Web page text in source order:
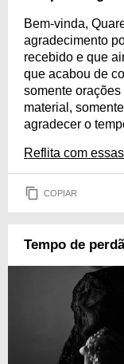
Bem-vinda,
agradecimento
recebido e que
que acabou de
somente
material,
agradecer o
Reflita com
COPIAR
Tempo de